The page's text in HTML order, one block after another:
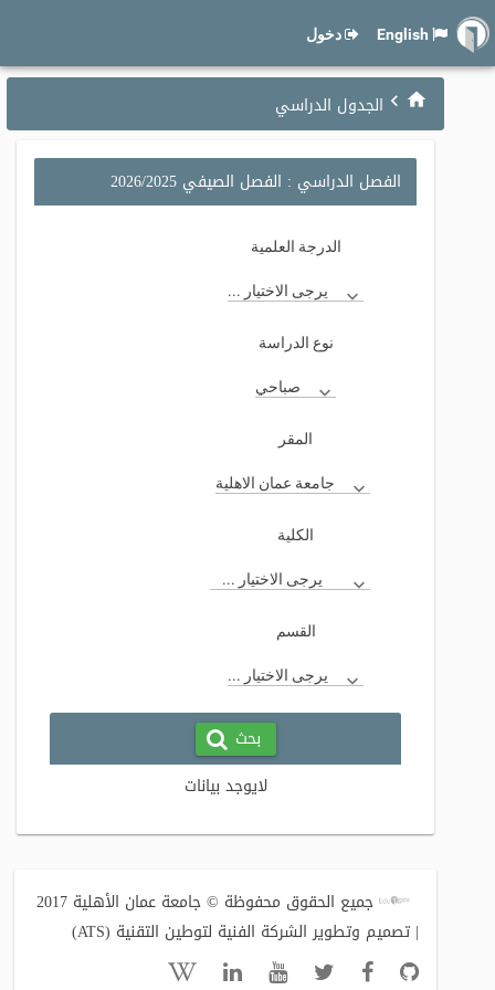
دخول
الجدول الدراسي
الفصل الدراسي : الفصل الصيفي 2026/2025
الدرجة العلمية
يرجى الاختيار ...
نوع الدراسة
صباحي
المقر
جامعة عمان الاهلية
الكلية
يرجى الاختيار ...
القسم
يرجى الاختيار ...
بحث
لايوجد بيانات
جميع الحقوق محفوظة © جامعة عمان الأهلية 2017
| تصميم وتطوير الشركة الفنية لتوطين التقنية (ATS)